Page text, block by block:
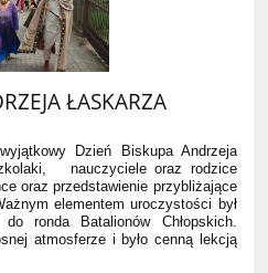
ŁASKARZA
Dzień Biskupa Andrzeja
nauczyciele oraz rodzice
oraz przedstawienie przybliżające
elementem uroczystości był
ronda Batalionów Chłopskich.
atmosferze i było cenną lekcją